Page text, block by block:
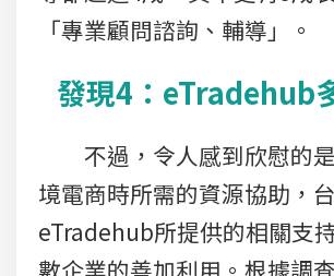
「專業顧問諮詢、輔導」。
發現4：eTradehub
不過，令人感到欣慰的
境電商時所需的資源協助，
eTradehub所提供的相關支
數企業的善加利用。根據調